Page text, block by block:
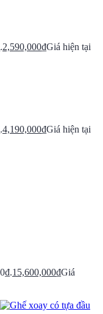
2,590,000₫Giá hiện tại
4,190,000₫Giá hiện tại
15,600,000₫Giá